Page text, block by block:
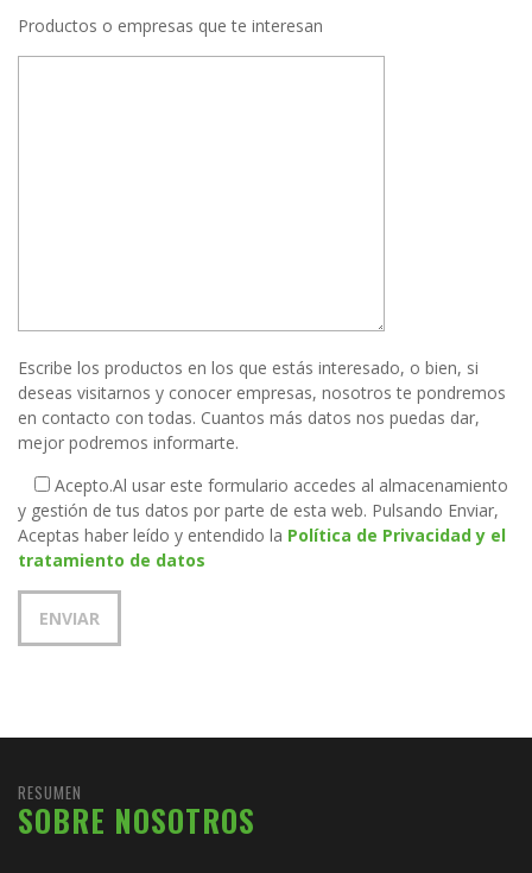
Productos o empresas que te interesan
Escribe los productos en los que estás interesado, o bien, si
deseas visitarnos y conocer empresas, nosotros te pondremos
en contacto con todas. Cuantos más datos nos puedas dar,
mejor podremos informarte.
Acepto.Al usar este formulario accedes al almacenamiento
y gestión de tus datos por parte de esta web. Pulsando Enviar,
Aceptas haber leído y entendido la Política de Privacidad y el
tratamiento de datos
RESUMEN
SOBRE NOSOTROS